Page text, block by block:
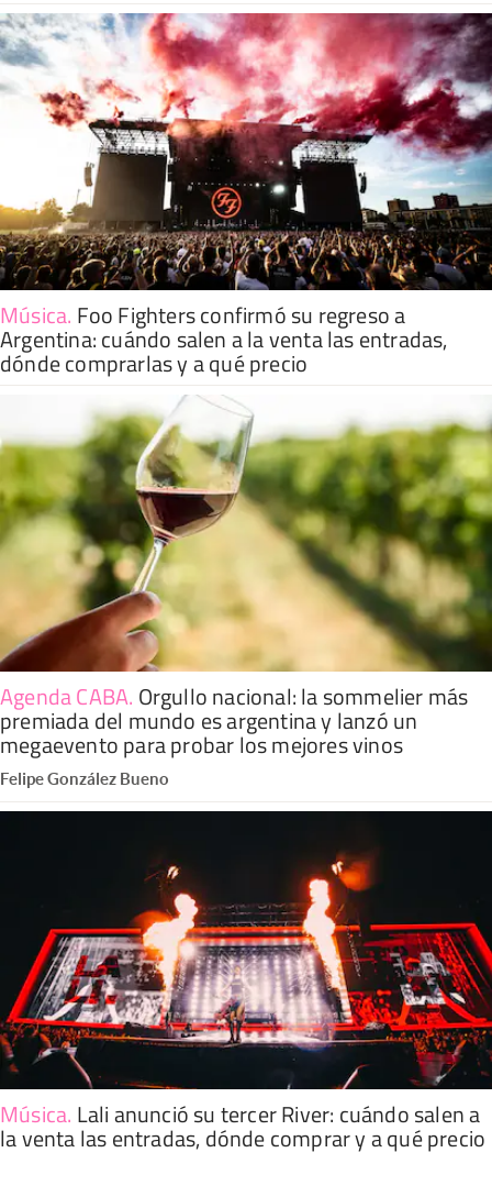
Música. Foo Fighters confirmó su regreso a
Argentina: cuándo salen a la venta las entradas,
dónde comprarlas y a qué precio
Agenda CABA. Orgullo nacional: la sommelier más
premiada del mundo es argentina y lanzó un
megaevento para probar los mejores vinos
Felipe González Bueno
Música. Lali anunció su tercer River: cuándo salen a
la venta las entradas, dónde comprar y a qué precio